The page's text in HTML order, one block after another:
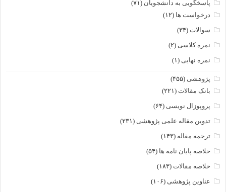
پاسخگویی به دانشجویان (۷۱)
درخواست ها (۱۲)
سوالات (۳۴)
نمره کلاسی (۲)
نمره نهایی (۱)
پژوهشی (۴۵۵)
بانک مقالات (۲۲۱)
پروپوزال نویسی (۶۴)
تدوین مقاله علمی پژوهشی (۲۳۱)
ترجمه مقاله (۱۴۳)
خلاصه پایان نامه ها (۵۴)
خلاصه مقالات (۱۸۳)
عناوین پژوهشی (۱۰۶)